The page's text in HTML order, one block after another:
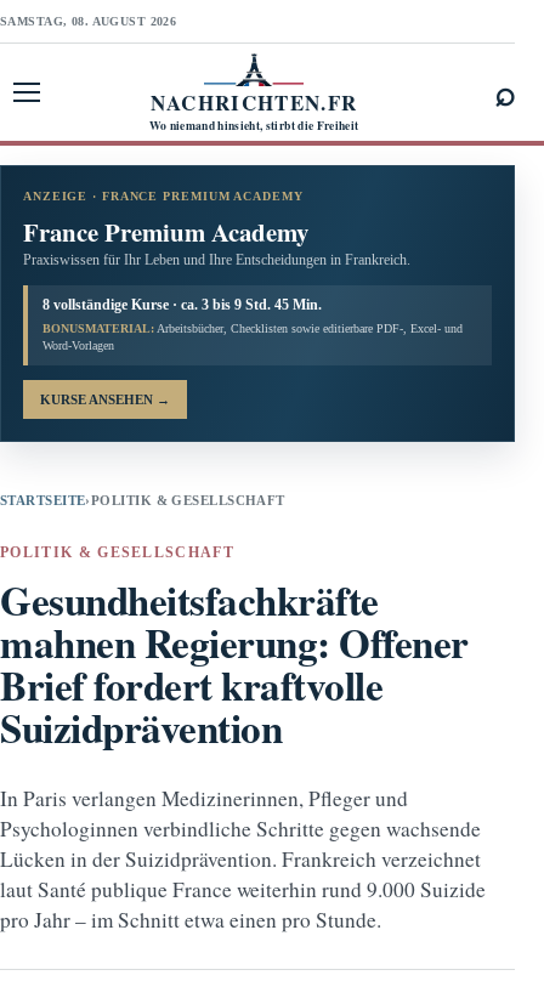
SAMSTAG, 08. AUGUST 2026
NACHRICHTEN.FR
Wo niemand hinsieht, stirbt die Freiheit
⌕
ANZEIGE · FRANCE PREMIUM ACADEMY
France Premium Academy
Praxiswissen für Ihr Leben und Ihre Entscheidungen in Frankreich.
8 vollständige Kurse · ca. 3 bis 9 Std. 45 Min.
BONUSMATERIAL: Arbeitsbücher, Checklisten sowie editierbare PDF-, Excel- und
Word-Vorlagen
KURSE ANSEHEN →
STARTSEITE›POLITIK & GESELLSCHAFT
POLITIK & GESELLSCHAFT
Gesundheitsfachkräfte
mahnen Regierung: Offener
Brief fordert kraftvolle
Suizidprävention
In Paris verlangen Medizinerinnen, Pfleger und
Psychologinnen verbindliche Schritte gegen wachsende
Lücken in der Suizidprävention. Frankreich verzeichnet
laut Santé publique France weiterhin rund 9.000 Suizide
pro Jahr – im Schnitt etwa einen pro Stunde.